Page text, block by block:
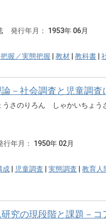
発行年月：
1953年 06月
握／実態把握 教材 教科書
－社会調査と児童調査
うさのりろん しゃかいちょう
行年月：
1950年 02月
成 | 児童調査 | 実態調査 | 教育人
究の現段階と課題－